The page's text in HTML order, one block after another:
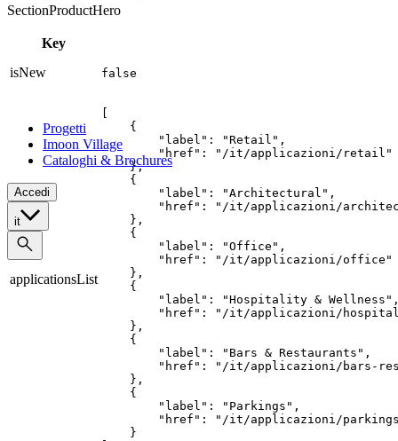
Famiglie di prodotto
Food
Architectural
Progetti
Imoon Village
Cataloghi & Brochures
Accedi
it
SectionProductHero
Key
isNew
false
applicationsList
    {
        "label": "Retail",
        "href": "/it/applicazioni/retail"
    },
    {
        "label": "Architectural",
"href": "/it/applicazioni/
    },
    {
        "label": "Office",
        "href": "/it/applicazioni/office"
    },
    {
"label": "Hospitality &
"href": "/it/applicazioni/
    },
    {
        "label": "Bars & Restaurants",
"href": "/it/applicazioni/bars-
    },
    {
        "label": "Parkings",
"href": "/it/applicazioni/
    }